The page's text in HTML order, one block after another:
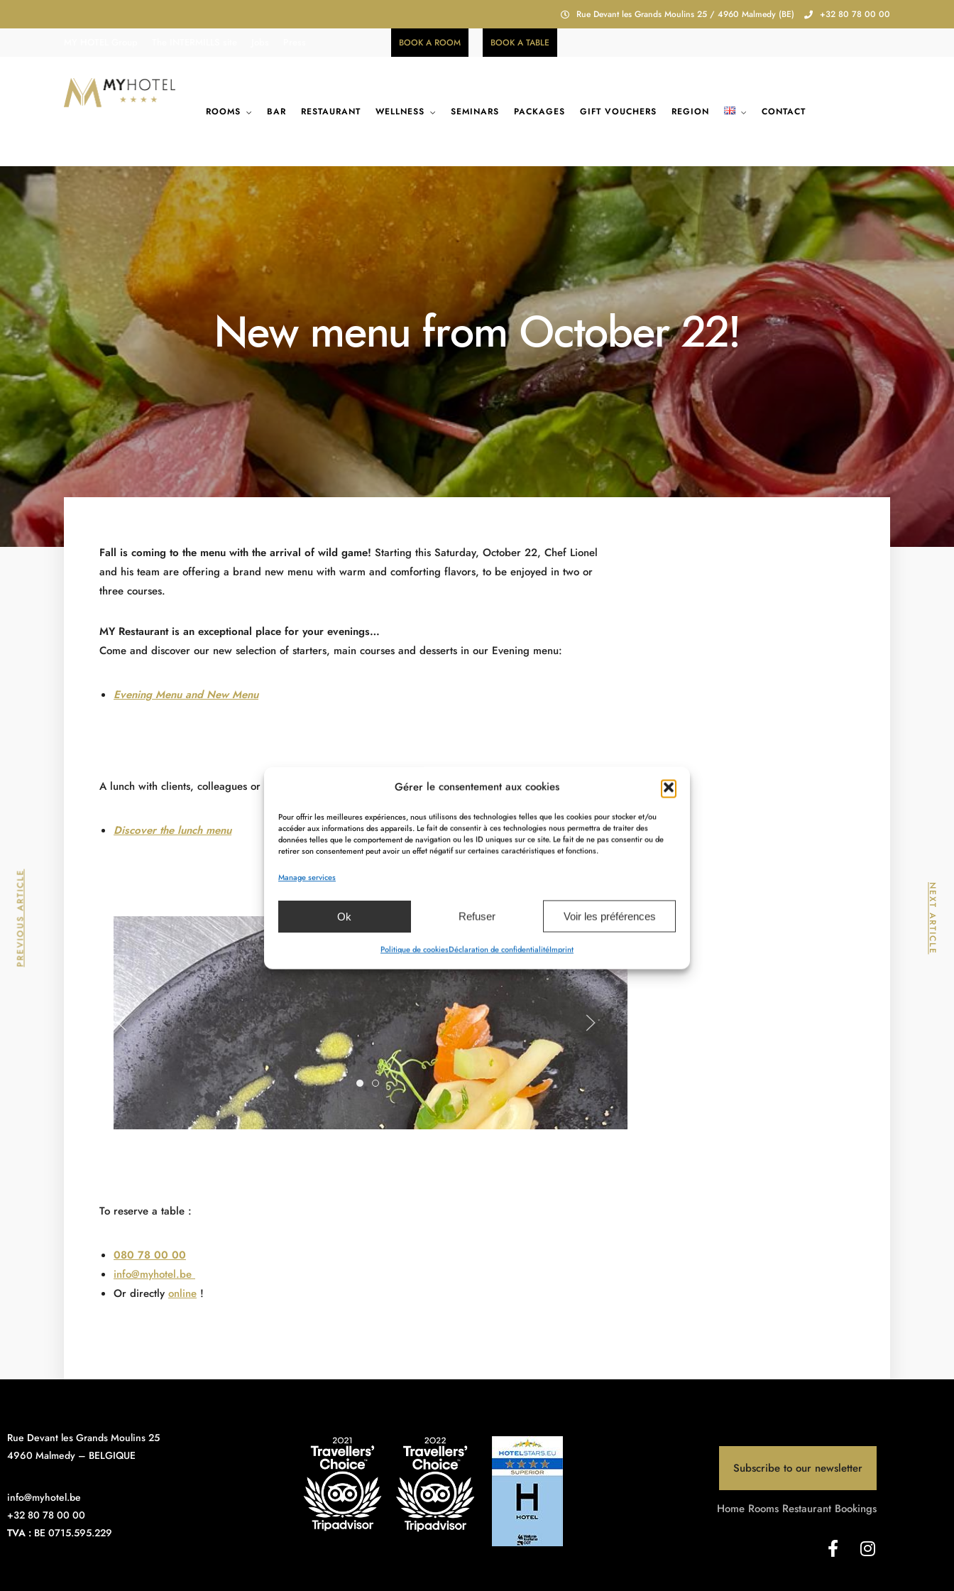
Gérer le consentement aux cookies
Pour offrir les meilleures expériences, nous utilisons des technologies telles que les cookies pour stocker et/ou
accéder aux informations des appareils. Le fait de consentir à ces technologies nous permettra de traiter des
données telles que le comportement de navigation ou les ID uniques sur ce site. Le fait de ne pas consentir ou de
retirer son consentement peut avoir un effet négatif sur certaines caractéristiques et fonctions.
Manage services
Ok Refuser Voir les préférences
Politique de cookiesDéclaration de confidentialitéImprint
Rue Devant les Grands Moulins 25 / 4960 Malmedy (BE) +32 80 78 00 00
BOOK A ROOM BOOK A TABLE
ROOMS BAR RESTAURANT WELLNESS SEMINARS PACKAGES GIFT VOUCHERS REGION CONTACT
New menu from October 22!
Fall is coming to the menu with the arrival of wild game! Starting this Saturday, October 22, Chef Lionel
and his team are offering a brand new menu with warm and comforting flavors, to be enjoyed in two or
three courses.
MY Restaurant is an exceptional place for your evenings…
Come and discover our new selection of starters, main courses and desserts in our Evening menu:
Evening Menu and New Menu
A lunch with clients, colleagues or friends?
Discover the lunch menu
1666949236517
1666949172434
To reserve a table :
080 78 00 00
info@myhotel.be
Or directly online !
PREVIOUS ARTICLE NEXT ARTICLE
Rue Devant les Grands Moulins 25
4960 Malmedy – BELGIQUE
info@myhotel.be
+32 80 78 00 00
TVA : BE 0715.595.229
Subscribe to our newsletter
Home Rooms Restaurant Bookings